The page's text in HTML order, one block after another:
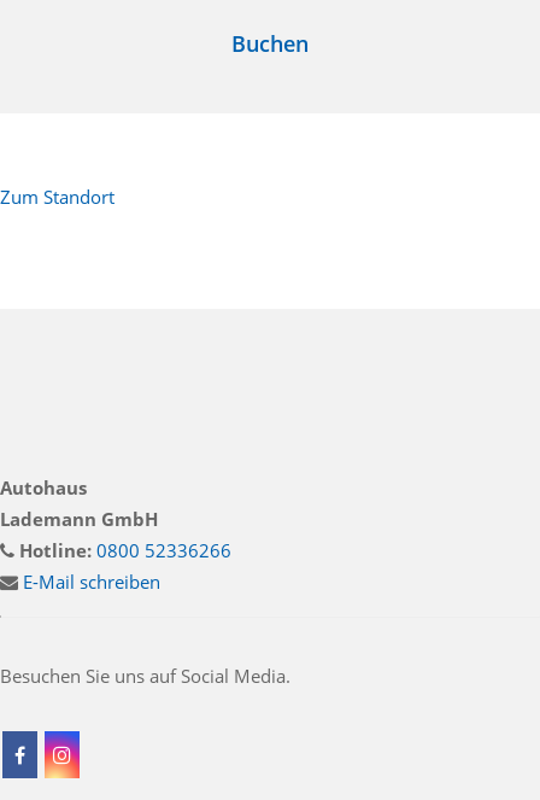
Buchen
Zum Standort
Autohaus
Lademann GmbH
Hotline: 0800 52336266
E-Mail schreiben
Besuchen Sie uns auf Social Media.